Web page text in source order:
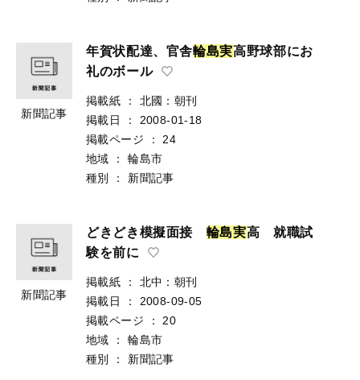
新聞記事
年賀状配達、官舎輪島実高野球部にお
礼のボール
掲載紙 ：
北國：朝刊
掲載日
：
2008-01-18
掲載ページ
：
24
地域
：
輪島市
種別
： 新聞記事
新聞記事
どきどき模擬面接 輪島実高 就職試
験を前に
掲載紙 ：
北中：朝刊
掲載日
：
2008-09-05
掲載ページ
：
20
地域
：
輪島市
種別
： 新聞記事